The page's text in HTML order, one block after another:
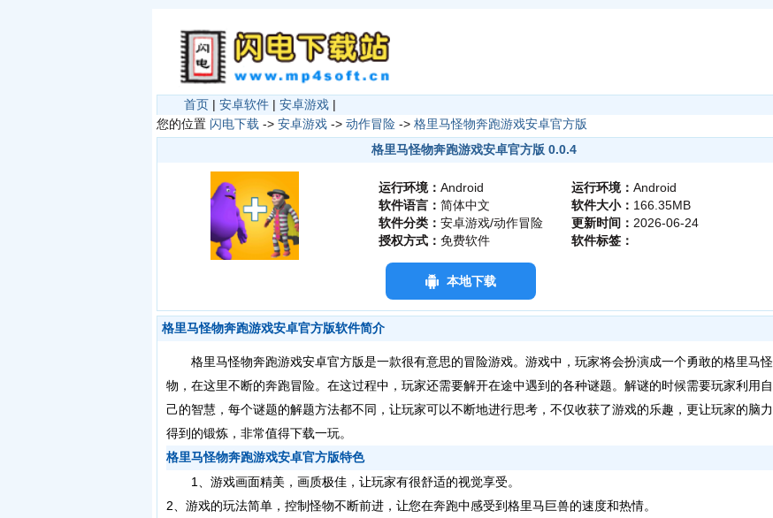
首页 | 安卓软件 | 安卓游戏 |
您的位置 闪电下载 -> 安卓游戏 -> 动作冒险 -> 格里马怪物奔跑游戏安卓官方版
格里马怪物奔跑游戏安卓官方版 0.0.4
运行环境： Android
软件语言： 简体中文
软件分类： 安卓游戏/动作冒险
授权方式： 免费软件
本地下载
运行环境： Android
软件大小： 166.35MB
更新时间： 2026-06-24
软件标签：
格里马怪物奔跑游戏安卓官方版软件简介
格里马怪物奔跑游戏安卓官方版是一款很有意思的冒险游戏。游戏中，玩家将会扮演成一个勇敢的格里马怪
物，在这里不断的奔跑冒险。在这过程中，玩家还需要解开在途中遇到的各种谜题。解谜的时候需要玩家利用自
己的智慧，每个谜题的解题方法都不同，让玩家可以不断地进行思考，不仅收获了游戏的乐趣，更让玩家的脑力
得到的锻炼，非常值得下载一玩。
格里马怪物奔跑游戏安卓官方版特色
1、游戏画面精美，画质极佳，让玩家有很舒适的视觉享受。
2、游戏的玩法简单，控制怪物不断前进，让您在奔跑中感受到格里马巨兽的速度和热情。